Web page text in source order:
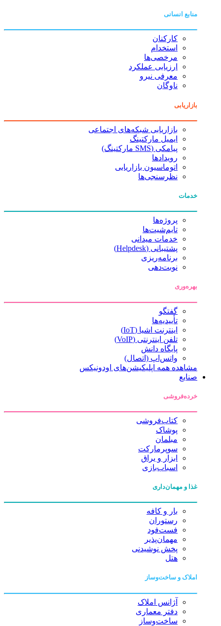
منابع انسانی
کارکنان
استخدام
مرخصی‌ها
ارزیابی عملکرد
معرفی نیرو
ناوگان
بازاریابی
بازاریابی شبکه‌های اجتماعی
ایمیل مارکتینگ
پیامکی (SMS مارکتینگ)
رویدادها
اتوماسیون بازاریابی
نظرسنجی‌ها
خدمات
پروژه‌ها
تایم‌شیت‌ها
خدمات میدانی
پشتیبانی (Helpdesk)
برنامه‌ریزی
نوبت‌دهی
بهره‌وری
گفتگو
تأییدیه‌ها
اینترنت اشیا (IoT)
تلفن اینترنتی (VoIP)
پایگاه دانش
واتس‌اپ (اتصال)
مشاهده همه اپلیکیشن‌های اودونیکس
صنایع
خرده‌فروشی
کتاب‌فروشی
پوشاک
مبلمان
سوپرمارکت
ابزار و یراق
اسباب‌بازی
غذا و مهمان‌داری
بار و کافه
رستوران
فست‌فود
مهمان‌پذیر
پخش نوشیدنی
هتل
املاک و ساخت‌وساز
آژانس املاک
دفتر معماری
ساخت‌وساز